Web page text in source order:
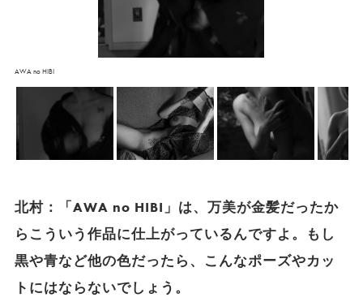
AWA no HIBI
北村：「AWA no HIBI」は、万美が金髪だったか
らこういう作品に仕上がっているんですよ。もし
黒や青など他の色だったら、こんなポーズやカッ
トにはならないでしょう。